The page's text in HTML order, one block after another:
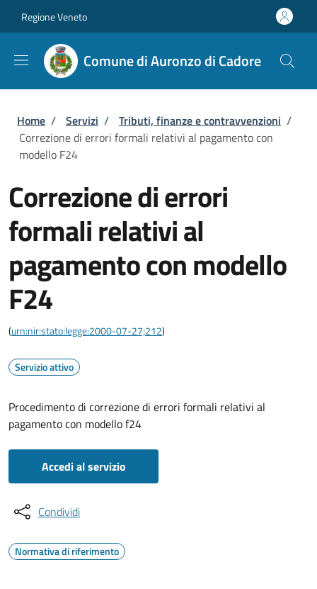
Regione Veneto
Comune di Auronzo di Cadore
Briciole di pane
Home / Servizi / Tributi, finanze e contravvenzioni /
Correzione di errori formali relativi al pagamento con
modello F24
Correzione di errori
formali relativi al
pagamento con modello
F24
(urn:nir:stato:legge:2000-07-27;212)
Servizio attivo
Procedimento di correzione di errori formali relativi al
pagamento con modello f24
Accedi al servizio
Condividi
Normativa di riferimento